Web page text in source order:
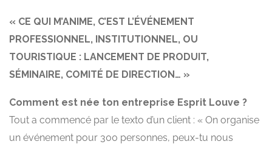
« CE QUI M’ANIME, C’EST L’ÉVÉNEMENT
PROFESSIONNEL, INSTITUTIONNEL, OU
TOURISTIQUE : LANCEMENT DE PRODUIT,
SÉMINAIRE, COMITÉ DE DIRECTION… »
Comment est née ton entreprise Esprit Louve ?
Tout a commencé par le texto d’un client : « On organise
un événement pour 300 personnes, peux-tu nous